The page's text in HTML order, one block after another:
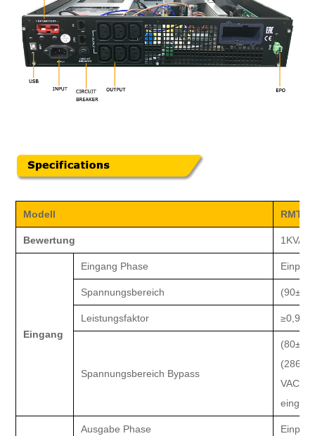
Modell RMT
Bewertung 1KVA /
Eingang
Eingang Phase
Spannungsbereich
Leistungsfaktor ≥0,99
Spannungsbereich Bypass
(
(
Ausgabe Phase